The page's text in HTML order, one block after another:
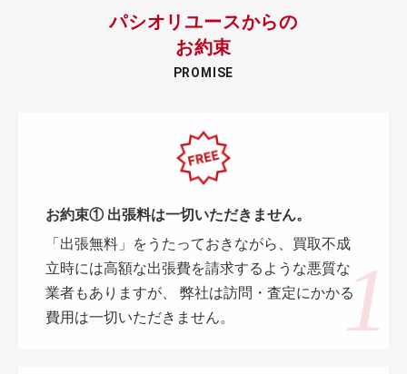
パシオリユースからの
お約束
PROMISE
お約束① 出張料は一切いただきません。
「出張無料」をうたっておきながら、買取不成
立時には高額な出張費を請求するような悪質な
業者もありますが、 弊社は訪問・査定にかかる
費用は一切いただきません。